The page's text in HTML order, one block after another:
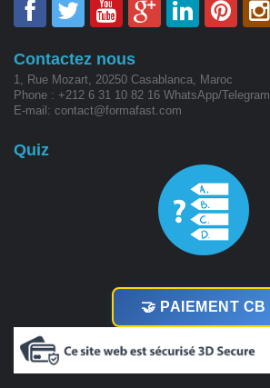
Contactez nous
1, Rue Mozart, 20250 Casablanca, Maroc
Phone : +212 6 31 10 82 16 WhatsApp/Telegram
E-mail: contact@formafast.com
Quiz
🤝 PAIEMENT CB